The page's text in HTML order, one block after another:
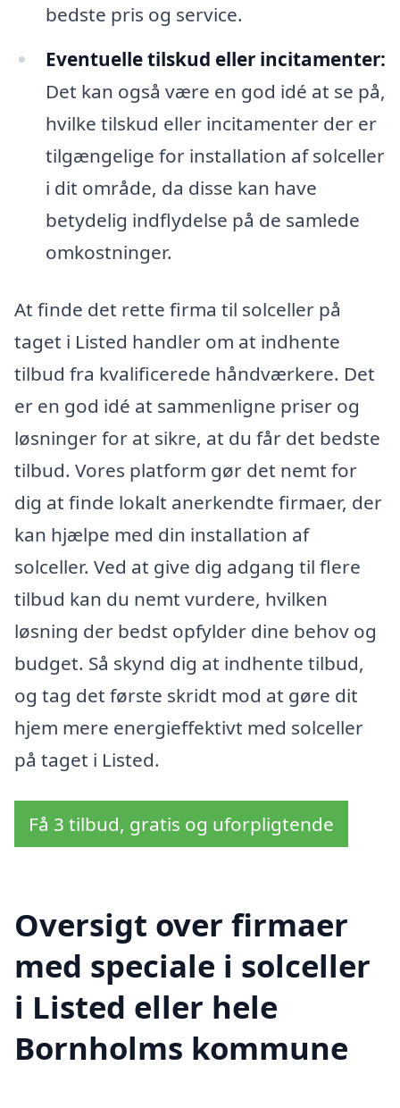
bedste pris og service.
Eventuelle tilskud eller incitamenter:
Det kan også være en god idé at se på,
hvilke tilskud eller incitamenter der er
tilgængelige for installation af solceller
i dit område, da disse kan have
betydelig indflydelse på de samlede
omkostninger.
At finde det rette firma til solceller på
taget i Listed handler om at indhente
tilbud fra kvalificerede håndværkere. Det
er en god idé at sammenligne priser og
løsninger for at sikre, at du får det bedste
tilbud. Vores platform gør det nemt for
dig at finde lokalt anerkendte firmaer, der
kan hjælpe med din installation af
solceller. Ved at give dig adgang til flere
tilbud kan du nemt vurdere, hvilken
løsning der bedst opfylder dine behov og
budget. Så skynd dig at indhente tilbud,
og tag det første skridt mod at gøre dit
hjem mere energieffektivt med solceller
på taget i Listed.
Få 3 tilbud, gratis og uforpligtende
Oversigt over firmaer
med speciale i solceller
i Listed eller hele
Bornholms kommune